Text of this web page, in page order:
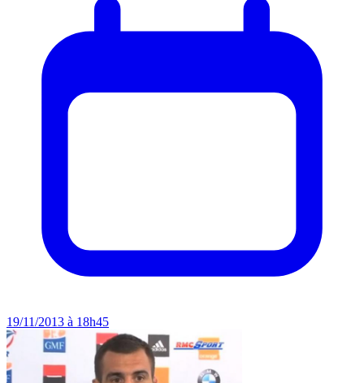
19/11/2013 à 18h45